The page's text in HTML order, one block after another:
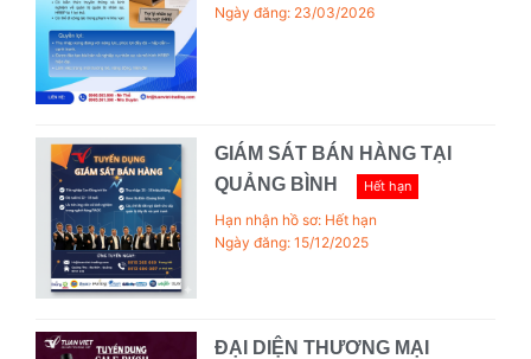
Ngày đăng: 23/03/2026
GIÁM SÁT BÁN HÀNG TẠI
QUẢNG BÌNH
Hết hạn
Hạn nhận hồ sơ: Hết hạn
Ngày đăng: 15/12/2025
ĐẠI DIỆN THƯƠNG MẠI